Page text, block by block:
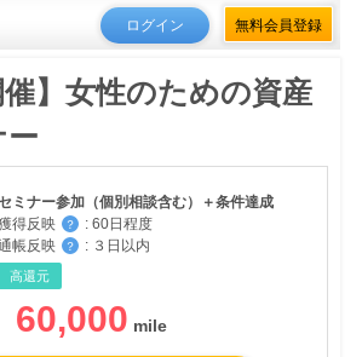
ログイン 無料会員登録
催】女性のための資産
ー
ミナー参加（個別相談含む）＋条件達成
得反映
？ : 60日程度
帳反映
？ : ３日以内
高還元
60,000